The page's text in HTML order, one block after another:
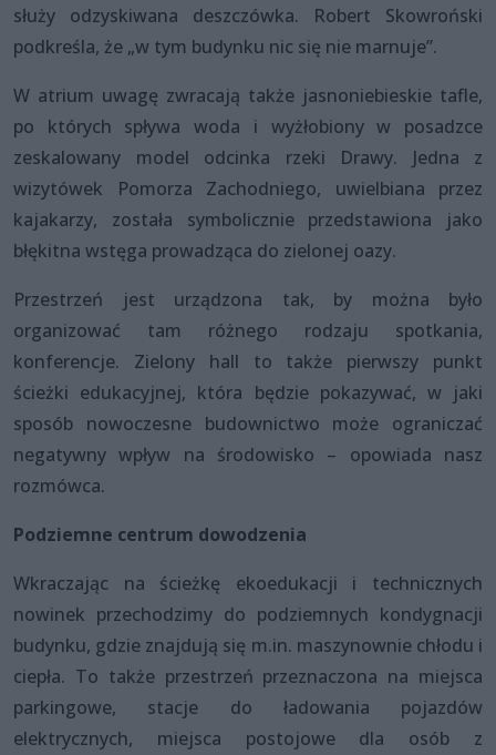
służy odzyskiwana deszczówka. Robert Skowroński
podkreśla, że „w tym budynku nic się nie marnuje”.
W atrium uwagę zwracają także jasnoniebieskie tafle,
po których spływa woda i wyżłobiony w posadzce
zeskalowany model odcinka rzeki Drawy. Jedna z
wizytówek Pomorza Zachodniego, uwielbiana przez
kajakarzy, została symbolicznie przedstawiona jako
błękitna wstęga prowadząca do zielonej oazy.
Przestrzeń jest urządzona tak, by można było
organizować tam różnego rodzaju spotkania,
konferencje. Zielony hall to także pierwszy punkt
ścieżki edukacyjnej, która będzie pokazywać, w jaki
sposób nowoczesne budownictwo może ograniczać
negatywny wpływ na środowisko – opowiada nasz
rozmówca.
Podziemne centrum dowodzenia
Wkraczając na ścieżkę ekoedukacji i technicznych
nowinek przechodzimy do podziemnych kondygnacji
budynku, gdzie znajdują się m.in. maszynownie chłodu i
ciepła. To także przestrzeń przeznaczona na miejsca
parkingowe, stacje do ładowania pojazdów
elektrycznych, miejsca postojowe dla osób z